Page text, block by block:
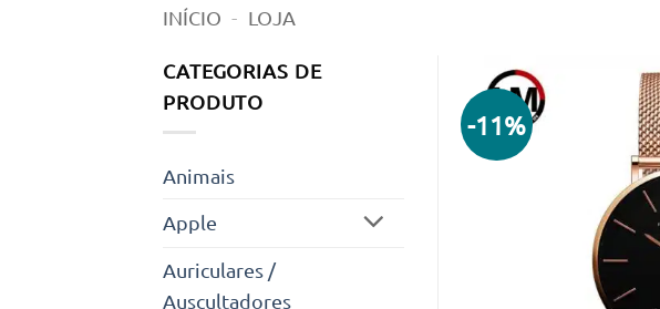
INÍCIO - LOJA
CATEGORIAS DE
PRODUTO
Animais
Apple
Auriculares /
Auscultadores
-11%